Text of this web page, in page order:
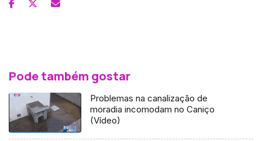
Pode também gostar
Problemas na canalização de
moradia incomodam no Caniço
(Vídeo)